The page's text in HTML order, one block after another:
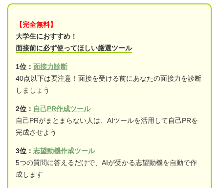
【完全無料】
大学生におすすめ！
面接前に必ず使ってほしい厳選ツール
1位： 面接力診断
40点以下は要注意！面接を受ける前にあなたの面接力を診断
しましょう
2位： 自己PR作成ツール
自己PRがまとまらない人は、AIツールを活用して自己PRを
完成させよう
3位： 志望動機作成ツール
5つの質問に答えるだけで、AIが受かる志望動機を自動で作
成します